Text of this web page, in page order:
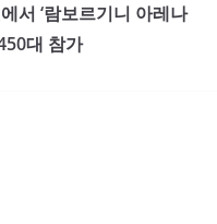
서 ‘람보르기니 아레나
대 참가